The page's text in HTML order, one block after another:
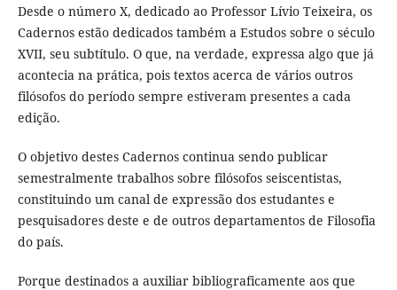
Desde o número X, dedicado ao Professor Lívio Teixeira, os
Cadernos estão dedicados também a Estudos sobre o século
XVII, seu subtítulo. O que, na verdade, expressa algo que já
acontecia na prática, pois textos acerca de vários outros
filósofos do período sempre estiveram presentes a cada
edição.
O objetivo destes Cadernos continua sendo publicar
semestralmente trabalhos sobre filósofos seiscentistas,
constituindo um canal de expressão dos estudantes e
pesquisadores deste e de outros departamentos de Filosofia
do país.
Porque destinados a auxiliar bibliograficamente aos que